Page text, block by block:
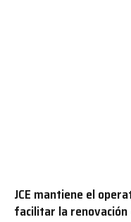
JCE mantiene el
facilitar la renovación